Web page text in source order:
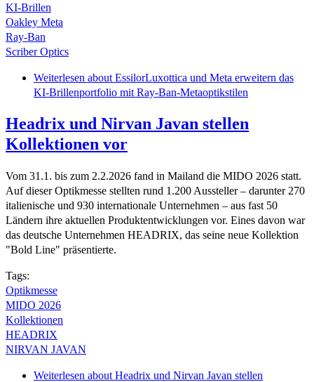
KI-Brillen
Oakley Meta
Ray-Ban
Scriber Optics
Weiterlesen about EssilorLuxottica und Meta erweitern das
KI-Brillenportfolio mit Ray-Ban-Metaoptikstilen
Headrix und Nirvan Javan stellen
Kollektionen vor
Vom 31.1. bis zum 2.2.2026 fand in Mailand die MIDO 2026 statt.
Auf dieser Optikmesse stellten rund 1.200 Aussteller – darunter 270
italienische und 930 internationale Unternehmen – aus fast 50
Ländern ihre aktuellen Produktentwicklungen vor. Eines davon war
das deutsche Unternehmen HEADRIX, das seine neue Kollektion
"Bold Line" präsentierte.
Tags:
Optikmesse
MIDO 2026
Kollektionen
HEADRIX
NIRVAN JAVAN
Weiterlesen about Headrix und Nirvan Javan stellen